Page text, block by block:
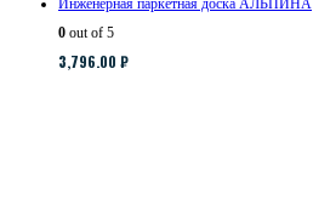
Инженерная паркетная доска АЛЬПИНА
0 out of 5
3,796.00 ₽